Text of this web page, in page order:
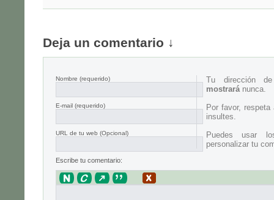
Deja un comentario ↓
Nombre (requerido)
E-mail (requerido)
URL de tu web (Opcional)
Tu dirección
mostrará nunca.
Por favor,
insultes.
Puedes usar
personalizar tu
Escribe tu comentario: